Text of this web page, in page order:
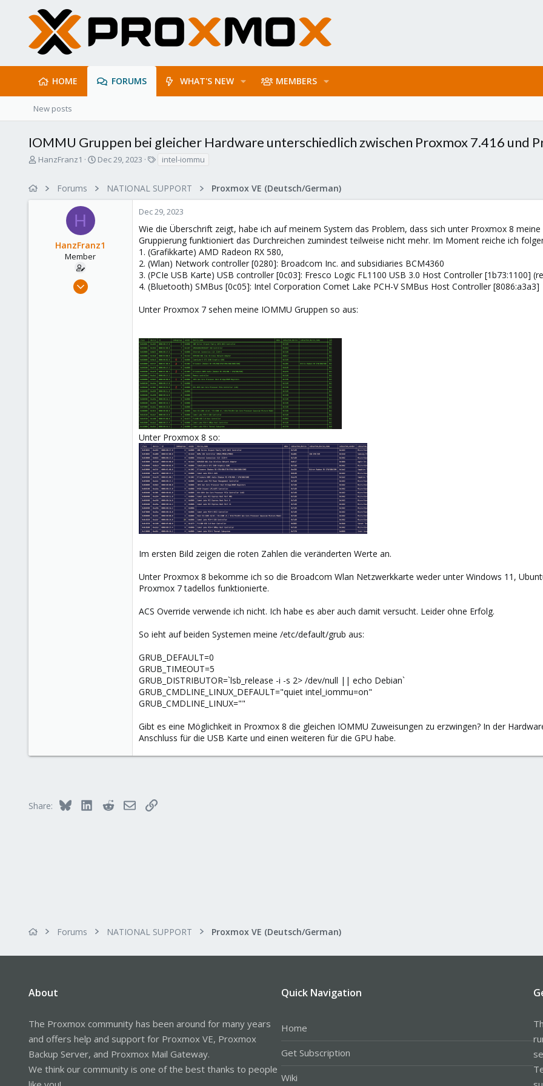
HOME FORUMS WHAT'S NEW MEMBERS
New posts
IOMMU Gruppen bei gleicher Hardware unterschiedlich zwischen Proxmox 7.416 und
T
a
HanzFranz1
S
r
t
e
Dec 29, 2023
s
intel-iommu
Forums NATIONAL SUPPORT Proxmox VE (Deutsch/German)
H
HanzFranz1
Member
May 27, 2022
Dec 29, 2023
Wie die Überschrift zeigt, habe ich auf meinem System das Problem, dass sich unter Proxmox 8
Gruppierung funktioniert das Durchreichen zumindest teilweise nicht mehr. Im Moment reiche ich
1. (Grafikkarte) AMD Radeon RX 580,
2. (Wlan) Network controller [0280]: Broadcom Inc. and subsidiaries BCM4360
3. (PCIe USB Karte) USB controller [0c03]: Fresco Logic FL1100 USB 3.0 Host Controller [1b73:1100]
4. (Bluetooth) SMBus [0c05]: Intel Corporation Comet Lake PCH-V SMBus Host Controller [8086:a3a3]
Unter Proxmox 7 sehen meine IOMMU Gruppen so aus:
Unter Proxmox 8 so:
Im ersten Bild zeigen die roten Zahlen die veränderten Werte an.
Unter Proxmox 8 bekomme ich so die Broadcom Wlan Netzwerkkarte weder unter Windows 11,
Proxmox 7 tadellos funktionierte.
ACS Override verwende ich nicht. Ich habe es aber auch damit versucht. Leider ohne Erfolg.
So ieht auf beiden Systemen meine /etc/default/grub aus:
GRUB_DEFAULT=0
GRUB_TIMEOUT=5
GRUB_DISTRIBUTOR=`lsb_release -i -s 2> /dev/null || echo Debian`
GRUB_CMDLINE_LINUX_DEFAULT="quiet intel_iommu=on"
GRUB_CMDLINE_LINUX=""
Gibt es eine Möglichkeit in Proxmox 8 die gleichen IOMMU Zuweisungen zu erzwingen? In der
Anschluss für die USB Karte und einen weiteren für die GPU habe.
Share: Bluesky LinkedInRedditEmailLink
Forums NATIONAL SUPPORT Proxmox VE (Deutsch/German)
About
The Proxmox community has been around for many years
and offers help and support for Proxmox VE, Proxmox
Backup Server, and Proxmox Mail Gateway.
We think our community is one of the best thanks to people
Quick Navigation
Home
Get Subscription
Wiki